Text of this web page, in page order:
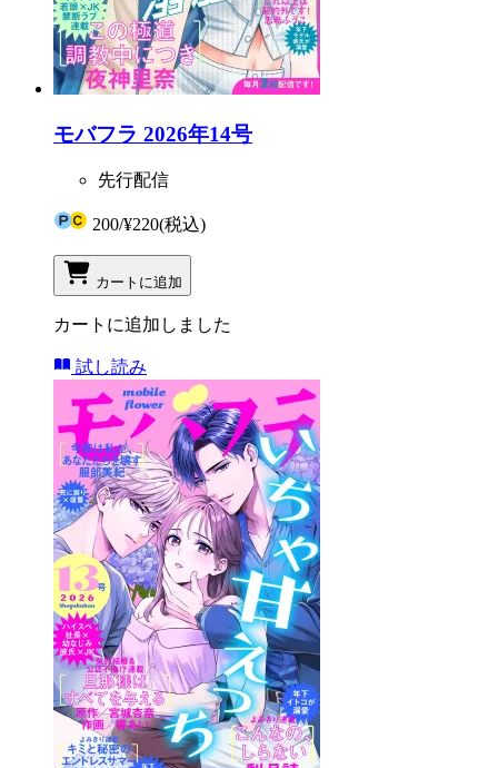
モバフラ 2026年14号
先行配信
200/¥220(税込)
カートに追加
カートに追加しました
試し読み